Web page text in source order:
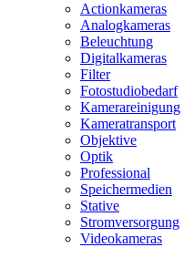
Actionkameras
Analogkameras
Beleuchtung
Digitalkameras
Filter
Fotostudiobedarf
Kamerareinigung
Kameratransport
Objektive
Optik
Professional
Speichermedien
Stative
Stromversorgung
Videokameras